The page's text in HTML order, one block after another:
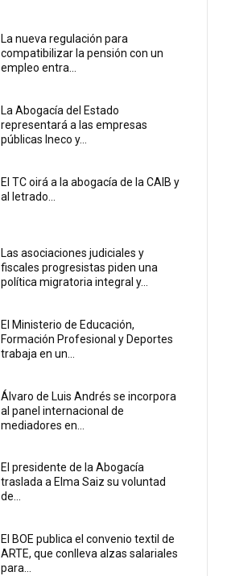
La nueva regulación para
compatibilizar la pensión con un
empleo entra...
La Abogacía del Estado
representará a las empresas
públicas Ineco y...
El TC oirá a la abogacía de la CAIB y
al letrado...
Las asociaciones judiciales y
fiscales progresistas piden una
política migratoria integral y...
El Ministerio de Educación,
Formación Profesional y Deportes
trabaja en un...
Álvaro de Luis Andrés se incorpora
al panel internacional de
mediadores en...
El presidente de la Abogacía
traslada a Elma Saiz su voluntad
de...
El BOE publica el convenio textil de
ARTE, que conlleva alzas salariales
para...